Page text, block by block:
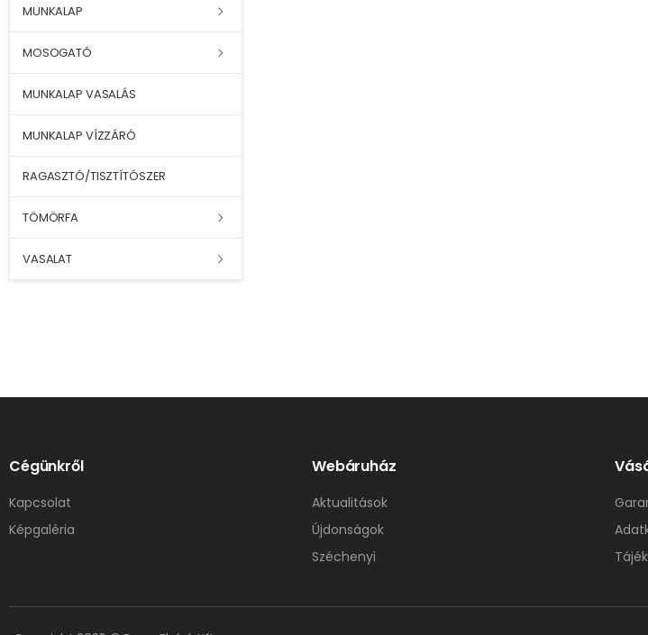
MUNKALAP
MOSOGATÓ
MUNKALAP VASALÁS
MUNKALAP VÍZZÁRÓ
RAGASZTÓ/TISZTÍTÓSZER
TÖMÖRFA
VASALAT
Cégünkről
Kapcsolat
Képgaléria
Webáruház
Aktualitások
Újdonságok
Széchenyi